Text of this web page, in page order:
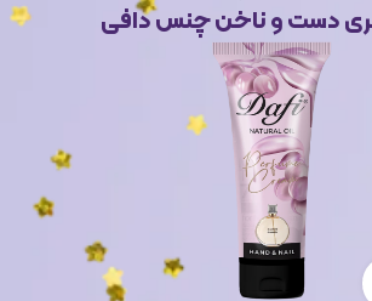
دست و ناخن چنس دافی
برای بزرگنمایی کلیک کنید